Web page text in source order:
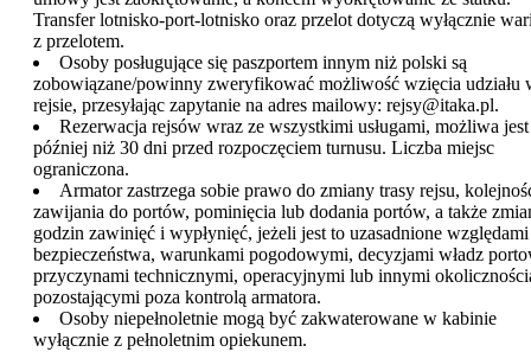
Transfer lotnisko-port-lotnisko oraz przelot dotyczą wyłącznie
z przelotem.
Osoby posługujące się paszportem innym niż polski są
zobowiązane/powinny zweryfikować możliwość wzięcia udziału
rejsie, przesyłając zapytanie na adres mailowy: rejsy@itaka.pl.
Rezerwacja rejsów wraz ze wszystkimi usługami, możliwa
później niż 30 dni przed rozpoczęciem turnusu. Liczba miejsc
ograniczona.
Armator zastrzega sobie prawo do zmiany trasy rejsu,
zawijania do portów, pominięcia lub dodania portów, a także
godzin zawinięć i wypłynięć, jeżeli jest to uzasadnione względami
bezpieczeństwa, warunkami pogodowymi, decyzjami władz
przyczynami technicznymi, operacyjnymi lub innymi
pozostającymi poza kontrolą armatora.
Osoby niepełnoletnie mogą być zakwaterowane w kabinie
wyłącznie z pełnoletnim opiekunem.